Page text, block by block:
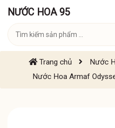
NƯỚC HOA 95
Trang chủ Nước
Nước Hoa Armaf